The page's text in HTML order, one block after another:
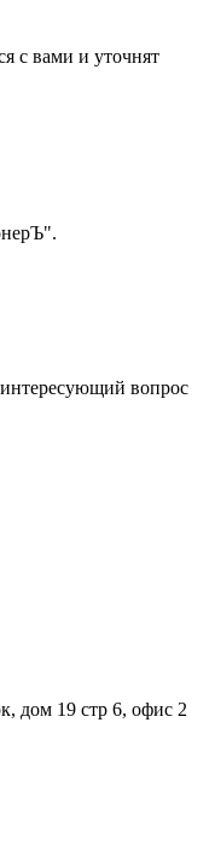
с вами и уточнят
вопрос
дом 19 стр 6, офис 2